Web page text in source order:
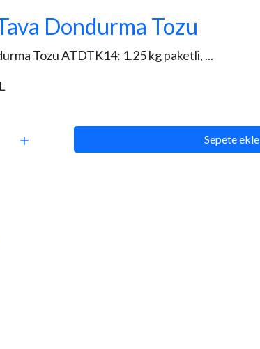
Dondurma Tozu
Tozu ATDTK14: 1.25 kg paketli, ...
Sepete ekle